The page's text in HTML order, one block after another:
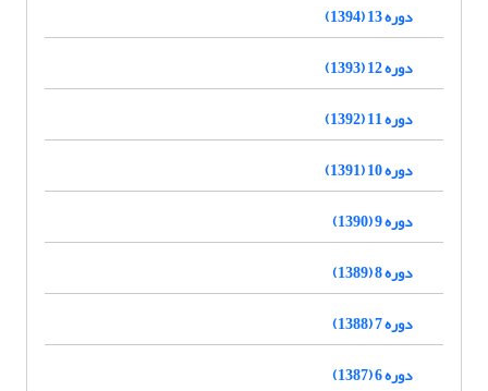
دوره 13 (1394)
دوره 12 (1393)
دوره 11 (1392)
دوره 10 (1391)
دوره 9 (1390)
دوره 8 (1389)
دوره 7 (1388)
دوره 6 (1387)